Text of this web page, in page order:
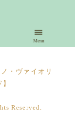
Menu
・ヴァイオリ
Reserved.